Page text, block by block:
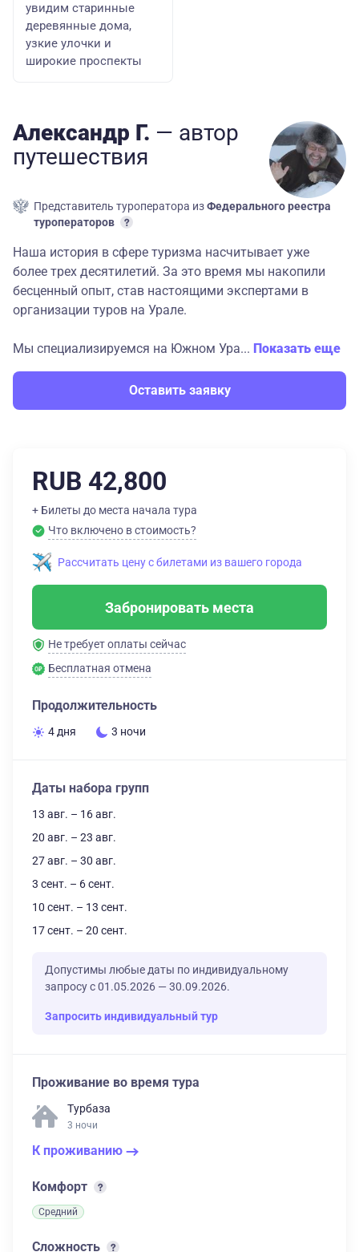
увидим старинные
деревянные дома,
узкие улочки и
широкие проспекты
Aлександр Г. — автор
путешествия
Представитель туроператора изФедерального реестра
туроператоров
Наша история в сфере туризма насчитывает уже
более трех десятилетий. За это время мы накопили
бесценный опыт, став настоящими экспертами в
организации туров на Урале.
Мы специализируемся на Южном Ура... Показать еще
Оставить заявку
RUB 42,800
+ Билеты до места начала тура
Что включено в стоимость?
Рассчитать цену с билетами из вашего города
Забронировать места
Не требует оплаты сейчас
Бесплатная отмена
Продолжительность
4 дня 3 ночи
Даты набора групп
13 авг. – 16 авг.
20 авг. – 23 авг.
27 авг. – 30 авг.
3 сент. – 6 сент.
10 сент. – 13 сент.
17 сент. – 20 сент.
Допустимы любые даты по индивидуальному
запросу с 01.05.2026 — 30.09.2026.
Запросить индивидуальный тур
Проживание во время тура
Турбаза
3 ночи
К проживанию
Комфорт
Средний
Сложность